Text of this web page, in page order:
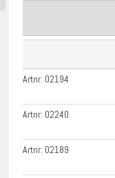
Artnr: 02194
Artnr: 02240
Artnr: 02189